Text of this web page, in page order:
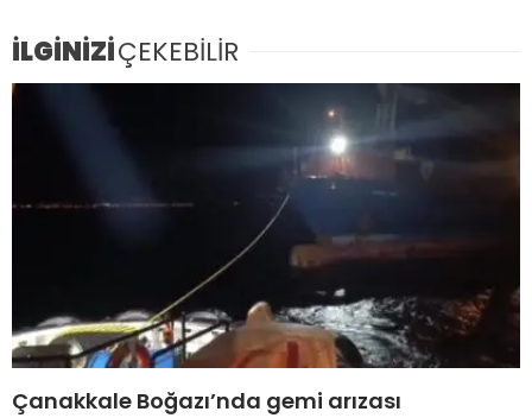
İLGİNİZİÇEKEBİLİR
Çanakkale Boğazı’nda gemi arızası